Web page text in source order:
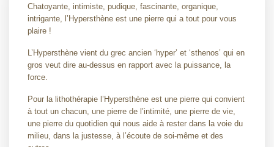
Chatoyante, intimiste, pudique, fascinante, organique,
intrigante, l’Hypersthène est une pierre qui a tout pour vous
plaire !
L’Hypersthène vient du grec ancien ‘hyper’ et ‘sthenos’ qui en
gros veut dire au-dessus en rapport avec la puissance, la
force.
Pour la lithothérapie l’Hypersthène est une pierre qui convient
à tout un chacun, une pierre de l’intimité, une pierre de vie,
une pierre du quotidien qui nous aide à rester dans la voie du
milieu, dans la justesse, à l’écoute de soi-même et des